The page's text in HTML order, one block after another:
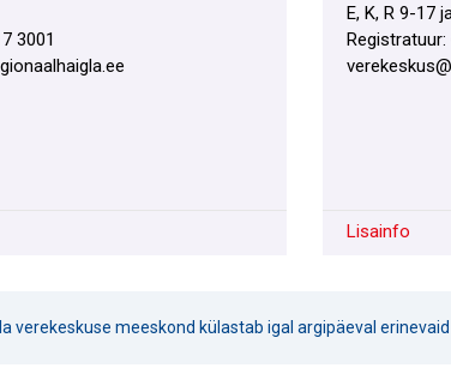
3001
E, K, R 9-17
Lisainfo
verekeskuse meeskond külastab igal argipäeval